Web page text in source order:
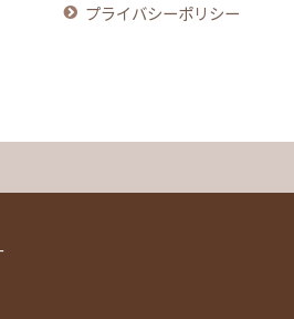
プライバシーポリシー